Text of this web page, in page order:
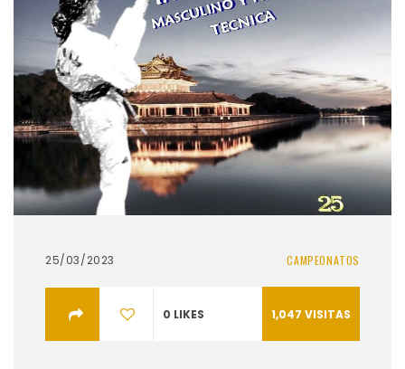
25/03/2023 CAMPEONATOS
0 LIKES 1,047 VISITAS